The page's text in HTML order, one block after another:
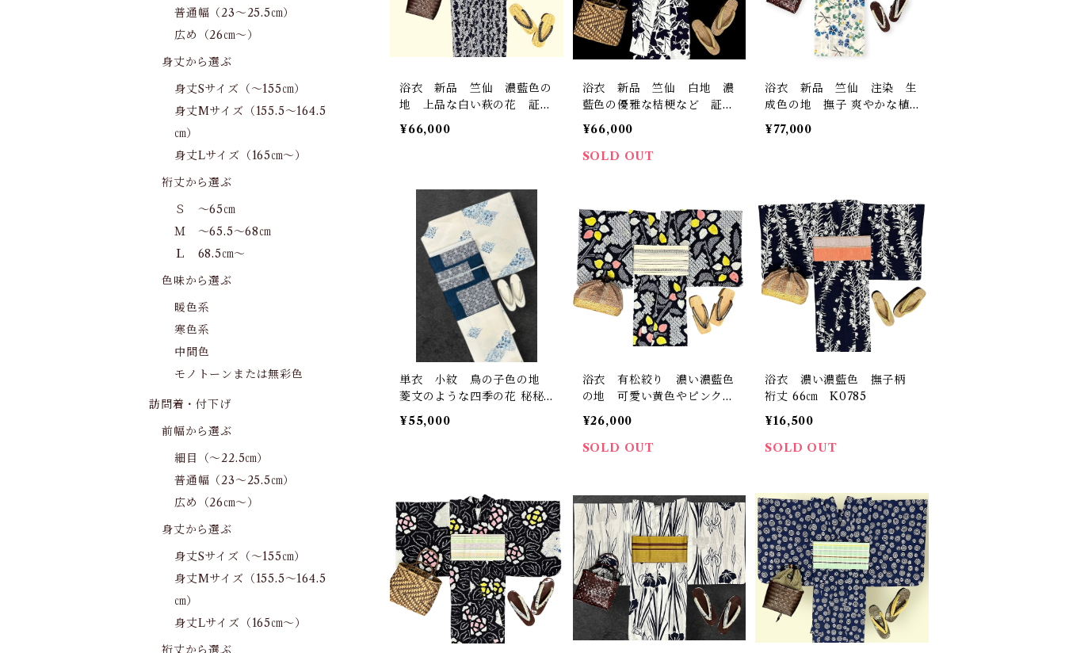
浴衣 新品 竺仙 濃藍色の
地 上品な白い萩の花 証紙
反端 しつけ糸つき お仕立
て品 裄丈 67.5㎝ K6853
¥66,000
浴衣 新品 竺仙 白地 濃
藍色の優雅な桔梗など 証紙
反端 しつけ糸つき お仕立
て品 裄丈 67.5㎝ K6851
¥66,000
SOLD OUT
浴衣 新品 竺仙 注染 生
成色の地 撫子 爽やかな植
物 トンボ 証紙 反端 しつけ
糸つき お仕立て品 裄丈 6
¥77,000
単衣 小紋 鳥の子色の地
菱文のような四季の花 秘秘
色や藍色の濃淡など しつけ
糸つき 裄丈 65㎝ K6733
¥55,000
浴衣 有松絞り 濃い濃藍色
の地 可愛い黄色やピンクの
花びら 裄丈 68㎝ K3847
¥26,000
SOLD OUT
浴衣 濃い濃藍色 撫子柄
裄丈 66㎝ K0785
¥16,500
SOLD OUT
普通幅（23～25.5㎝）
広め（26㎝～）
身丈から選ぶ
身丈Sサイズ（～155㎝）
身丈Mサイズ（155.5～164.5
㎝）
身丈Lサイズ（165㎝～）
裄丈から選ぶ
Ｓ ～65㎝
Ｍ ～65.5～68㎝
Ｌ 68.5㎝～
色味から選ぶ
暖色系
寒色系
中間色
モノトーンまたは無彩色
訪問着・付下げ
前幅から選ぶ
細目（～22.5㎝）
普通幅（23～25.5㎝）
広め（26㎝～）
身丈から選ぶ
身丈Sサイズ（～155㎝）
身丈Mサイズ（155.5～164.5
㎝）
身丈Lサイズ（165㎝～）
裄丈から選ぶ